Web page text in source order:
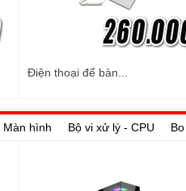
Điện thoại để bàn...
Màn hình Bộ vi xử lý - CPU